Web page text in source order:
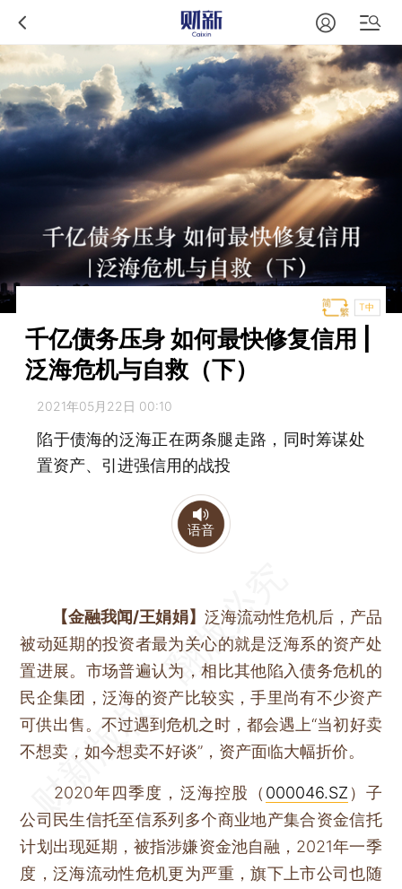
T中
千亿债务压身 如何最快修复信用 |
泛海危机与自救（下）
2021年05月22日 00:10
陷于债海的泛海正在两条腿走路，同时筹谋处
置资产、引进强信用的战投
语音
【金融我闻/王娟娟】 泛海流动性危机后，产品
被动延期的投资者最为关心的就是泛海系的资产处
置进展。市场普遍认为，相比其他陷入债务危机的
民企集团，泛海的资产比较实，手里尚有不少资产
可供出售。不过遇到危机之时，都会遇上“当初好卖
不想卖，如今想卖不好谈”，资产面临大幅折价。
2020年四季度，泛海控股（ 000046.SZ ）子
公司民生信托至信系列多个商业地产集合资金信托
计划出现延期，被指涉嫌资金池自融，2021年一季
度，泛海流动性危机更为严重，旗下上市公司也随